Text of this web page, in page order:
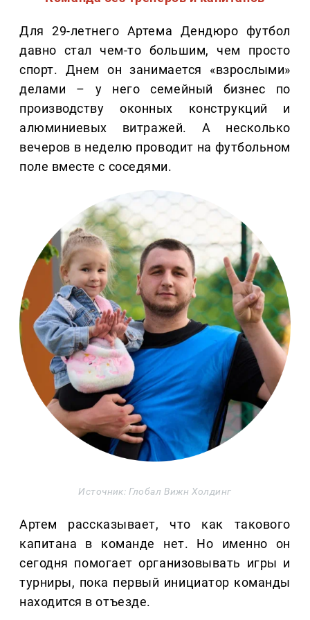
Для 29-летнего Артема Дендюро футбол
давно стал чем-то большим, чем просто
спорт. Днем он занимается «взрослыми»
делами – у него семейный бизнес по
производству оконных конструкций и
алюминиевых витражей. А несколько
вечеров в неделю проводит на футбольном
поле вместе с соседями.
Источник: Глобал Вижн Холдинг
Артем рассказывает, что как такового
капитана в команде нет. Но именно он
сегодня помогает организовывать игры и
турниры, пока первый инициатор команды
находится в отъезде.